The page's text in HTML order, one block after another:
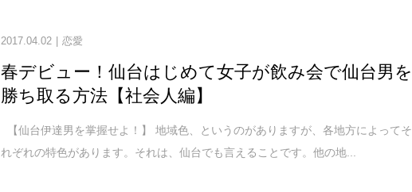
2017.04.02 恋愛
春デビュー！仙台はじめて女子が飲み会で仙台男を
勝ち取る方法【社会人編】
【仙台伊達男を掌握せよ！】 地域色、というのがありますが、各地方によってそ
れぞれの特色があります。それは、仙台でも言えることです。他の地...